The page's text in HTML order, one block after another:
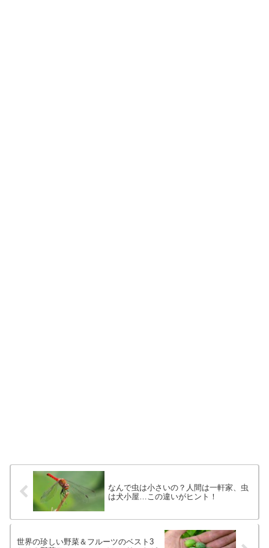
なんで虫は小さいの？人間は一軒家、虫
は犬小屋…この違いがヒント！
世界の珍しい野菜＆フルーツのベスト3